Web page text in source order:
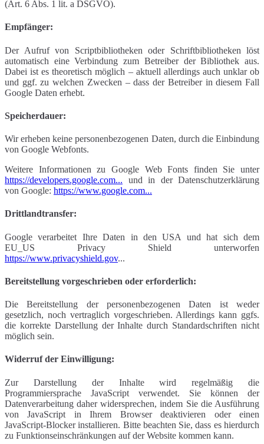
(Art. 6 Abs. 1 lit. a DSGVO).
Empfänger:
Der Aufruf von Scriptbibliotheken oder Schriftbibliotheken löst
automatisch eine Verbindung zum Betreiber der Bibliothek aus.
Dabei ist es theoretisch möglich – aktuell allerdings auch unklar ob
und ggf. zu welchen Zwecken – dass der Betreiber in diesem Fall
Google Daten erhebt.
Speicherdauer:
Wir erheben keine personenbezogenen Daten, durch die Einbindung
von Google Webfonts.
Weitere Informationen zu Google Web Fonts finden Sie unter
https://developers.google.com... und in der Datenschutzerklärung
von Google: https://www.google.com...
Drittlandtransfer:
Google verarbeitet Ihre Daten in den USA und hat sich dem
EU_US Privacy Shield unterworfen
https://www.privacyshield.gov...
Bereitstellung vorgeschrieben oder erforderlich:
Die Bereitstellung der personenbezogenen Daten ist weder
gesetzlich, noch vertraglich vorgeschrieben. Allerdings kann ggfs.
die korrekte Darstellung der Inhalte durch Standardschriften nicht
möglich sein.
Widerruf der Einwilligung:
Zur Darstellung der Inhalte wird regelmäßig die
Programmiersprache JavaScript verwendet. Sie können der
Datenverarbeitung daher widersprechen, indem Sie die Ausführung
von JavaScript in Ihrem Browser deaktivieren oder einen
JavaScript-Blocker installieren. Bitte beachten Sie, dass es hierdurch
zu Funktionseinschränkungen auf der Website kommen kann.